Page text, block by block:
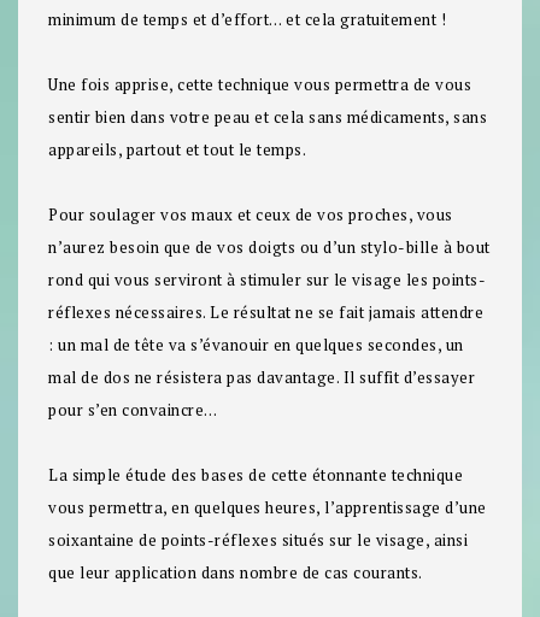
minimum de temps et d’effort… et cela gratuitement !
Une fois apprise, cette technique vous permettra de vous
sentir bien dans votre peau et cela sans médicaments, sans
appareils, partout et tout le temps.
Pour soulager vos maux et ceux de vos proches, vous
n’aurez besoin que de vos doigts ou d’un stylo-bille à bout
rond qui vous serviront à stimuler sur le visage les points-
réflexes nécessaires. Le résultat ne se fait jamais attendre
: un mal de tête va s’évanouir en quelques secondes, un
mal de dos ne résistera pas davantage. Il suffit d’essayer
pour s’en convaincre…
La simple étude des bases de cette étonnante technique
vous permettra, en quelques heures, l’apprentissage d’une
soixantaine de points-réflexes situés sur le visage, ainsi
que leur application dans nombre de cas courants.